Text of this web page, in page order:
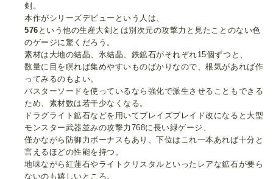
剣。
本作がシリーズデビューという人は、
576 という他の生産大剣とは別次元の攻撃力と見たことのない色
のゲージに驚くだろう。
素材は大地の結晶、氷結晶、鉄鉱石がそれぞれ15個ずつと、
数量に目を瞑れば集めやすいものばかりなので、根気があれば作
ってみるのもよい。
バスターソードを使っているなら強化で派生させることもできる
ため、素材数は若干少なくなる。
ドラグライト鉱石などを用いてブレイズブレイド改になると大型
モンスター武器並みの攻撃力768に長い緑ゲージ、
僅かながら防御力ボーナスもあり、下位はこれ一本あれば十分と
言えるほどの性能を持つ。
地味ながら紅蓮石やライトクリスタルといったレアな鉱石が要ら
ないのも嬉しいところ。